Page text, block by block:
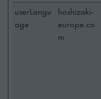
userLangu
age
hoshizaki-
europe.co
m